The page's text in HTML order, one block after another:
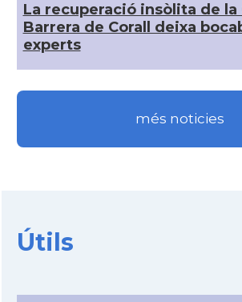
La recuperació insòlita de la
Barrera de Corall deixa
experts
més noticies
Útils